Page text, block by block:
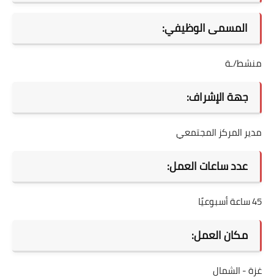
المسمى الوظيفي:
منشط/ـة
جهة الإشراف:
مدير المركز المجتمعي
عدد ساعات العمل:
45 ساعة أسبوعيًا
مكان العمل:
غزة - الشمال